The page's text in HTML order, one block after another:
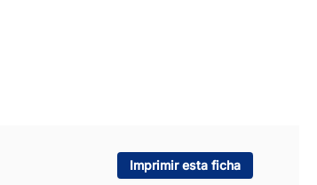
Imprimir esta ficha